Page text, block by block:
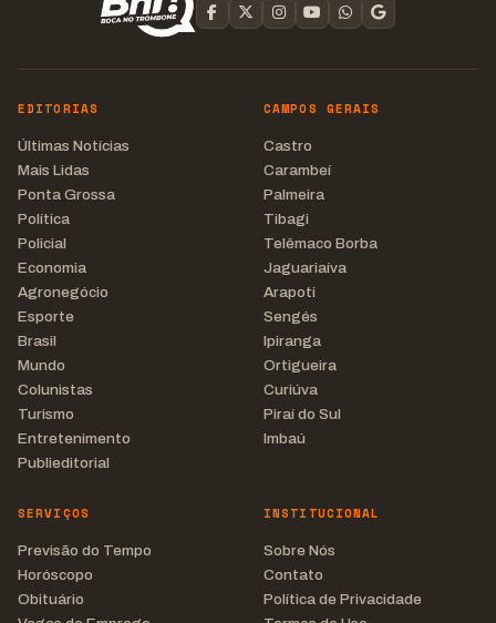
EDITORIAS
Últimas Notícias
Mais Lidas
Ponta Grossa
Política
Policial
Economia
Agronegócio
Esporte
Brasil
Mundo
Colunistas
Turismo
Entretenimento
Publieditorial
CAMPOS GERAIS
Castro
Carambeí
Palmeira
Tibagi
Telêmaco Borba
Jaguariaíva
Arapoti
Sengés
Ipiranga
Ortigueira
Curiúva
Piraí do Sul
Imbaú
SERVIÇOS
Previsão do Tempo
Horóscopo
Obituário
INSTITUCIONAL
Sobre Nós
Contato
Política de Privacidade